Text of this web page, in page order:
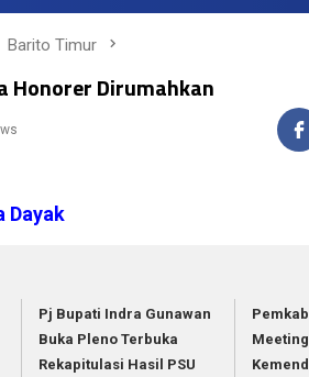
Barito Timur
Honorer Dirumahkan
Dayak
Pj Bupati Indra Gunawan
Buka Pleno Terbuka
Rekapitulasi Hasil PSU